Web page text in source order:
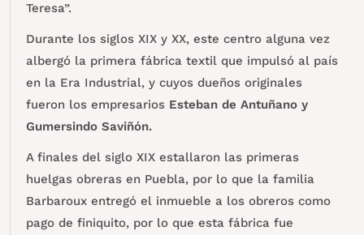
Teresa”.
Durante los siglos XIX y XX, este centro alguna vez
albergó la primera fábrica textil que impulsó al país
en la Era Industrial, y cuyos dueños originales
fueron los empresarios Esteban de Antuñano y
Gumersindo Saviñón.
A finales del siglo XIX estallaron las primeras
huelgas obreras en Puebla, por lo que la familia
Barbaroux entregó el inmueble a los obreros como
pago de finiquito, por lo que esta fábrica fue